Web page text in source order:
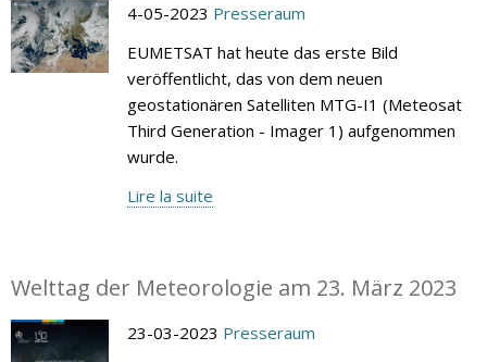
4-05-2023 Presseraum
EUMETSAT hat heute das erste Bild
veröffentlicht, das von dem neuen
geostationären Satelliten MTG-I1 (Meteosat
Third Generation - Imager 1) aufgenommen
wurde.
Lire la suite
Welttag der Meteorologie am 23. März 2023
23-03-2023 Presseraum